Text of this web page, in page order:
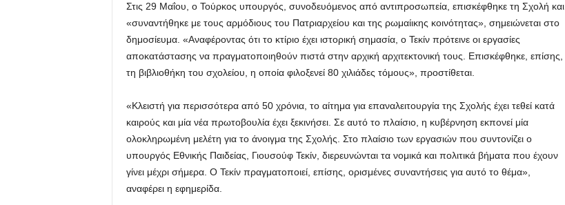
Στις 29 Μαΐου, ο Τούρκος υπουργός, συνοδευόμενος από αντιπροσωπεία, επισκέφθηκε τη Σχολή και
«συναντήθηκε με τους αρμόδιους του Πατριαρχείου και της ρωμαίικης κοινότητας», σημειώνεται στο
δημοσίευμα. «Αναφέροντας ότι το κτίριο έχει ιστορική σημασία, ο Τεκίν πρότεινε οι εργασίες
αποκατάστασης να πραγματοποιηθούν πιστά στην αρχική αρχιτεκτονική τους. Επισκέφθηκε, επίσης,
τη βιβλιοθήκη του σχολείου, η οποία φιλοξενεί 80 χιλιάδες τόμους», προστίθεται.
«Κλειστή για περισσότερα από 50 χρόνια, το αίτημα για επαναλειτουργία της Σχολής έχει τεθεί κατά
καιρούς και μία νέα πρωτοβουλία έχει ξεκινήσει. Σε αυτό το πλαίσιο, η κυβέρνηση εκπονεί μία
ολοκληρωμένη μελέτη για το άνοιγμα της Σχολής. Στο πλαίσιο των εργασιών που συντονίζει ο
υπουργός Εθνικής Παιδείας, Γιουσούφ Τεκίν, διερευνώνται τα νομικά και πολιτικά βήματα που έχουν
γίνει μέχρι σήμερα. Ο Τεκίν πραγματοποιεί, επίσης, ορισμένες συναντήσεις για αυτό το θέμα»,
αναφέρει η εφημερίδα.